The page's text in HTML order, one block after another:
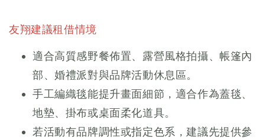
友翔建議租借情境
適合高質感野餐佈置、露營風格拍攝、帳篷內
部、婚禮派對與品牌活動休息區。
手工編織毯能提升畫面細節，適合作為蓋毯、
地墊、掛布或桌面柔化道具。
若活動有品牌調性或指定色系，建議先提供參